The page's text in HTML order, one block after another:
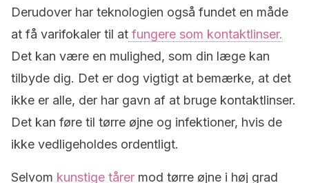
Derudover har teknologien også fundet en måde
at få varifokaler til at fungere som kontaktlinser.
Det kan være en mulighed, som din læge kan
tilbyde dig. Det er dog vigtigt at bemærke, at det
ikke er alle, der har gavn af at bruge kontaktlinser.
Det kan føre til tørre øjne og infektioner, hvis de
ikke vedligeholdes ordentligt.
Selvom kunstige tårer mod tørre øjne i høj grad